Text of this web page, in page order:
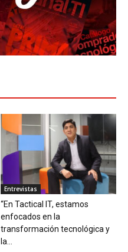
Entrevistas
“En Tactical IT, estamos
enfocados en la
transformación tecnológica y
la...